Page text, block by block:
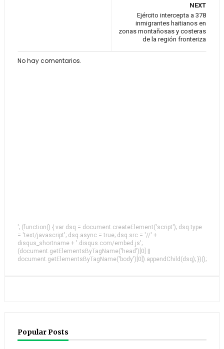
NEXT
Ejército intercepta a 378
inmigrantes haitianos en
zonas montañosas y costeras
de la región fronteriza
No hay comentarios.
'; (function() { var dsq = document.createElement('script'); dsq.type
= 'text/javascript'; dsq.async = true; dsq.src = '//' +
disqus_shortname + '.disqus.com/embed.js';
(document.getElementsByTagName('head')[0] ||
document.getElementsByTagName('body')[0]).appendChild(dsq); })();
Popular Posts